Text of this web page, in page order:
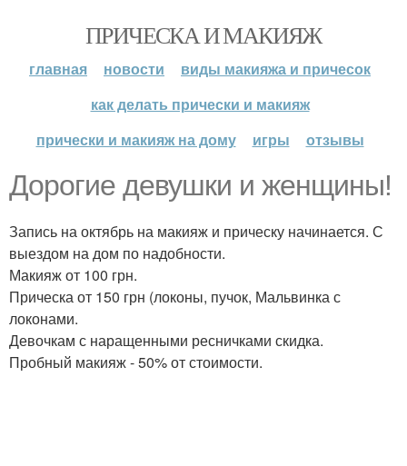
ПРИЧЕСКА И МАКИЯЖ
главная новости
виды макияжа и причесок
как делать прически и макияж
прически и макияж на дому
игры отзывы
Дорогие девушки и женщины!
Запись на октябрь на макияж и прическу начинается. С
выездом на дом по надобности.
Макияж от 100 грн.
Прическа от 150 грн (локоны, пучок, Мальвинка с
локонами.
Девочкам с наращенными ресничками скидка.
Пробный макияж - 50% от стоимости.